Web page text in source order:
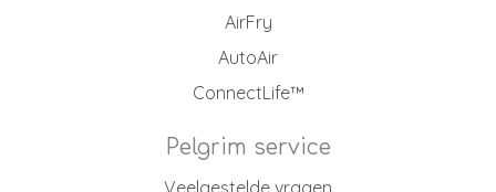
AirFry
AutoAir
ConnectLife™
Pelgrim service